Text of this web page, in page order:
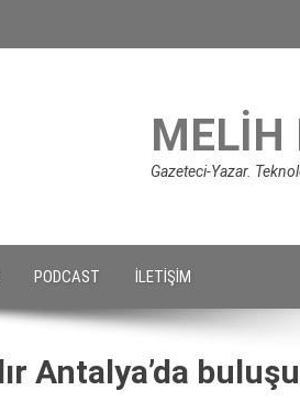
MELIH
Gazeteci-Yazar.
PODCAST İLETIŞIM
Antalya’da